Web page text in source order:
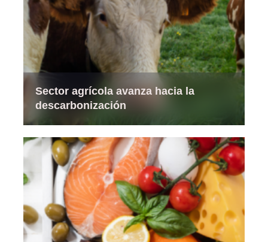
Sector agrícola avanza hacia la
descarbonización